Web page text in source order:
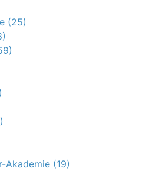
(25)
Akademie (19)